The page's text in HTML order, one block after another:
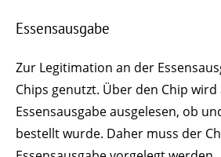
Essensausgabe
Zur Legitimation an der
Chips genutzt. Über den Chip
Essensausgabe ausgelesen, ob
bestellt wurde. Daher muss der